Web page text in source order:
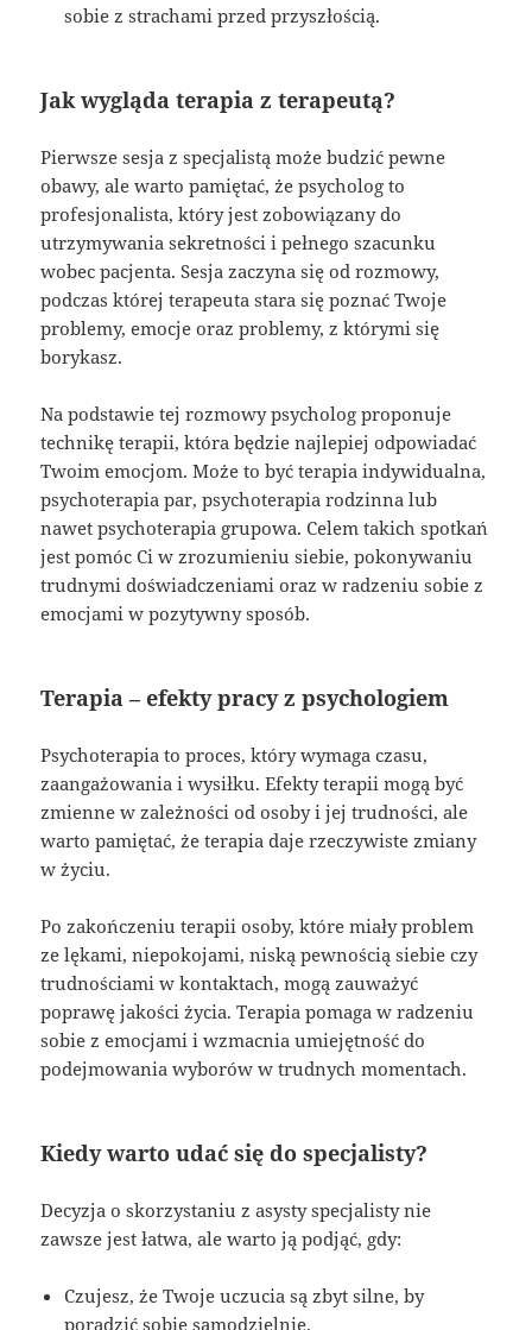
sobie z strachami przed przyszłością.
Jak wygląda terapia z terapeutą?
Pierwsze sesja z specjalistą może budzić pewne
obawy, ale warto pamiętać, że psycholog to
profesjonalista, który jest zobowiązany do
utrzymywania sekretności i pełnego szacunku
wobec pacjenta. Sesja zaczyna się od rozmowy,
podczas której terapeuta stara się poznać Twoje
problemy, emocje oraz problemy, z którymi się
borykasz.
Na podstawie tej rozmowy psycholog proponuje
technikę terapii, która będzie najlepiej odpowiadać
Twoim emocjom. Może to być terapia indywidualna,
psychoterapia par, psychoterapia rodzinna lub
nawet psychoterapia grupowa. Celem takich spotkań
jest pomóc Ci w zrozumieniu siebie, pokonywaniu
trudnymi doświadczeniami oraz w radzeniu sobie z
emocjami w pozytywny sposób.
Terapia – efekty pracy z psychologiem
Psychoterapia to proces, który wymaga czasu,
zaangażowania i wysiłku. Efekty terapii mogą być
zmienne w zależności od osoby i jej trudności, ale
warto pamiętać, że terapia daje rzeczywiste zmiany
w życiu.
Po zakończeniu terapii osoby, które miały problem
ze lękami, niepokojami, niską pewnością siebie czy
trudnościami w kontaktach, mogą zauważyć
poprawę jakości życia. Terapia pomaga w radzeniu
sobie z emocjami i wzmacnia umiejętność do
podejmowania wyborów w trudnych momentach.
Kiedy warto udać się do specjalisty?
Decyzja o skorzystaniu z asysty specjalisty nie
zawsze jest łatwa, ale warto ją podjąć, gdy:
Czujesz, że Twoje uczucia są zbyt silne, by
poradzić sobie samodzielnie.